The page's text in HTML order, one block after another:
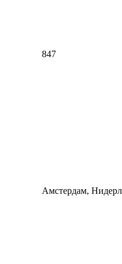
847
Амстердам,